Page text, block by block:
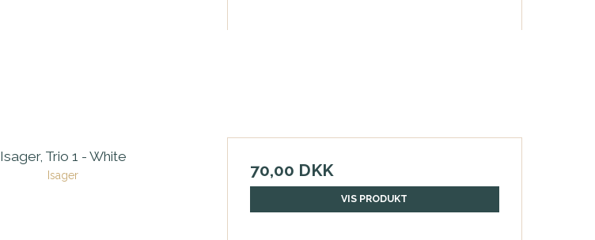
Isager, Trio 1 - White
Isager 70,00 DKK
VIS PRODUKT